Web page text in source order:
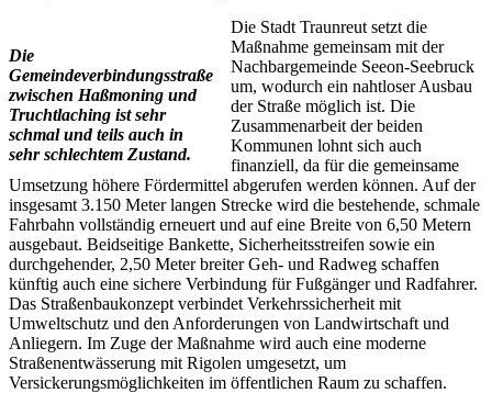
Die
Gemeindeverbindungsstraße
zwischen Haßmoning und
Truchtlaching ist sehr
schmal und teils auch in
sehr schlechtem Zustand.
Die Stadt Traunreut setzt die
Maßnahme gemeinsam mit der
Nachbargemeinde Seeon-Seebruck
um, wodurch ein nahtloser Ausbau
der Straße möglich ist. Die
Zusammenarbeit der beiden
Kommunen lohnt sich auch
finanziell, da für die gemeinsame
Umsetzung höhere Fördermittel abgerufen werden können. Auf der
insgesamt 3.150 Meter langen Strecke wird die bestehende, schmale
Fahrbahn vollständig erneuert und auf eine Breite von 6,50 Metern
ausgebaut. Beidseitige Bankette, Sicherheitsstreifen sowie ein
durchgehender, 2,50 Meter breiter Geh- und Radweg schaffen
künftig auch eine sichere Verbindung für Fußgänger und Radfahrer.
Das Straßenbaukonzept verbindet Verkehrssicherheit mit
Umweltschutz und den Anforderungen von Landwirtschaft und
Anliegern. Im Zuge der Maßnahme wird auch eine moderne
Straßenentwässerung mit Rigolen umgesetzt, um
Versickerungsmöglichkeiten im öffentlichen Raum zu schaffen.